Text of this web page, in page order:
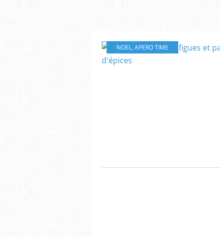
NOEL, APERO TIME